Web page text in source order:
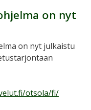
on nyt
on nyt julkaistu
otsola/fi/